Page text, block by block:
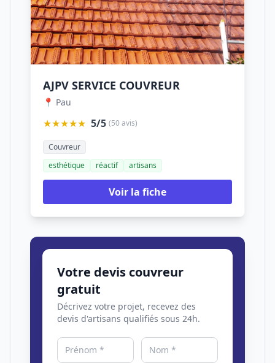
AJPV SERVICE COUVREUR
📍 Pau
★★★★★ 5/5 (50 avis)
Couvreur
esthétique
réactif artisans
Voir la fiche
Votre devis couvreur
gratuit
Décrivez votre projet, recevez des
devis d'artisans qualifiés sous 24h.